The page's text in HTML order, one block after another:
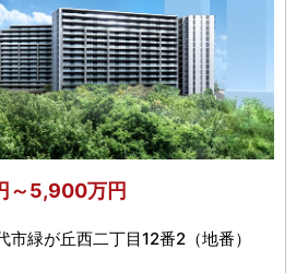
～5,900万円
市緑が丘西二丁目12番2（地番）